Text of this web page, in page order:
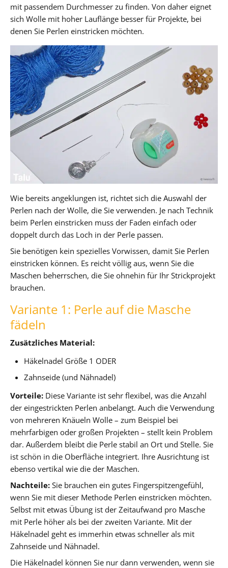
mit passendem Durchmesser zu finden. Von daher eignet
sich Wolle mit hoher Lauflänge besser für Projekte, bei
denen Sie Perlen einstricken möchten.
Wie bereits angeklungen ist, richtet sich die Auswahl der
Perlen nach der Wolle, die Sie verwenden. Je nach Technik
beim Perlen einstricken muss der Faden einfach oder
doppelt durch das Loch in der Perle passen.
Sie benötigen kein spezielles Vorwissen, damit Sie Perlen
einstricken können. Es reicht völlig aus, wenn Sie die
Maschen beherrschen, die Sie ohnehin für Ihr Strickprojekt
brauchen.
Variante 1: Perle auf die Masche
fädeln
Zusätzliches Material:
Häkelnadel Größe 1 ODER
Zahnseide (und Nähnadel)
Vorteile: Diese Variante ist sehr flexibel, was die Anzahl
der eingestrickten Perlen anbelangt. Auch die Verwendung
von mehreren Knäueln Wolle – zum Beispiel bei
mehrfarbigen oder großen Projekten – stellt kein Problem
dar. Außerdem bleibt die Perle stabil an Ort und Stelle. Sie
ist schön in die Oberfläche integriert. Ihre Ausrichtung ist
ebenso vertikal wie die der Maschen.
Nachteile: Sie brauchen ein gutes Fingerspitzengefühl,
wenn Sie mit dieser Methode Perlen einstricken möchten.
Selbst mit etwas Übung ist der Zeitaufwand pro Masche
mit Perle höher als bei der zweiten Variante. Mit der
Häkelnadel geht es immerhin etwas schneller als mit
Zahnseide und Nähnadel.
Die Häkelnadel können Sie nur dann verwenden, wenn sie